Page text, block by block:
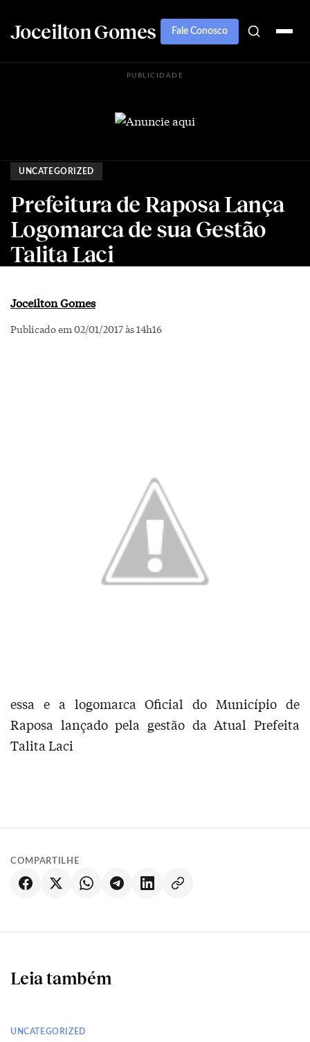
Joceilton Gomes Fale Conosco
PUBLICIDADE
UNCATEGORIZED
Prefeitura de Raposa Lança
Logomarca de sua Gestão
Talita Laci
Joceilton Gomes
Publicado em 02/01/2017 às 14h16
essa e a logomarca Oficial do Município de
Raposa lançado pela gestão da Atual Prefeita
Talita Laci
COMPARTILHE
Leia também
UNCATEGORIZED